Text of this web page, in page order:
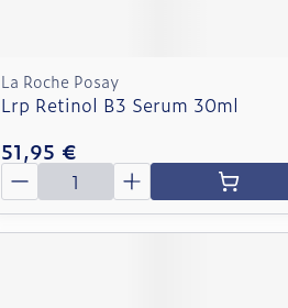
La Roche Posay
Lrp Retinol B3 Serum 30ml
51,95 €
Quantité